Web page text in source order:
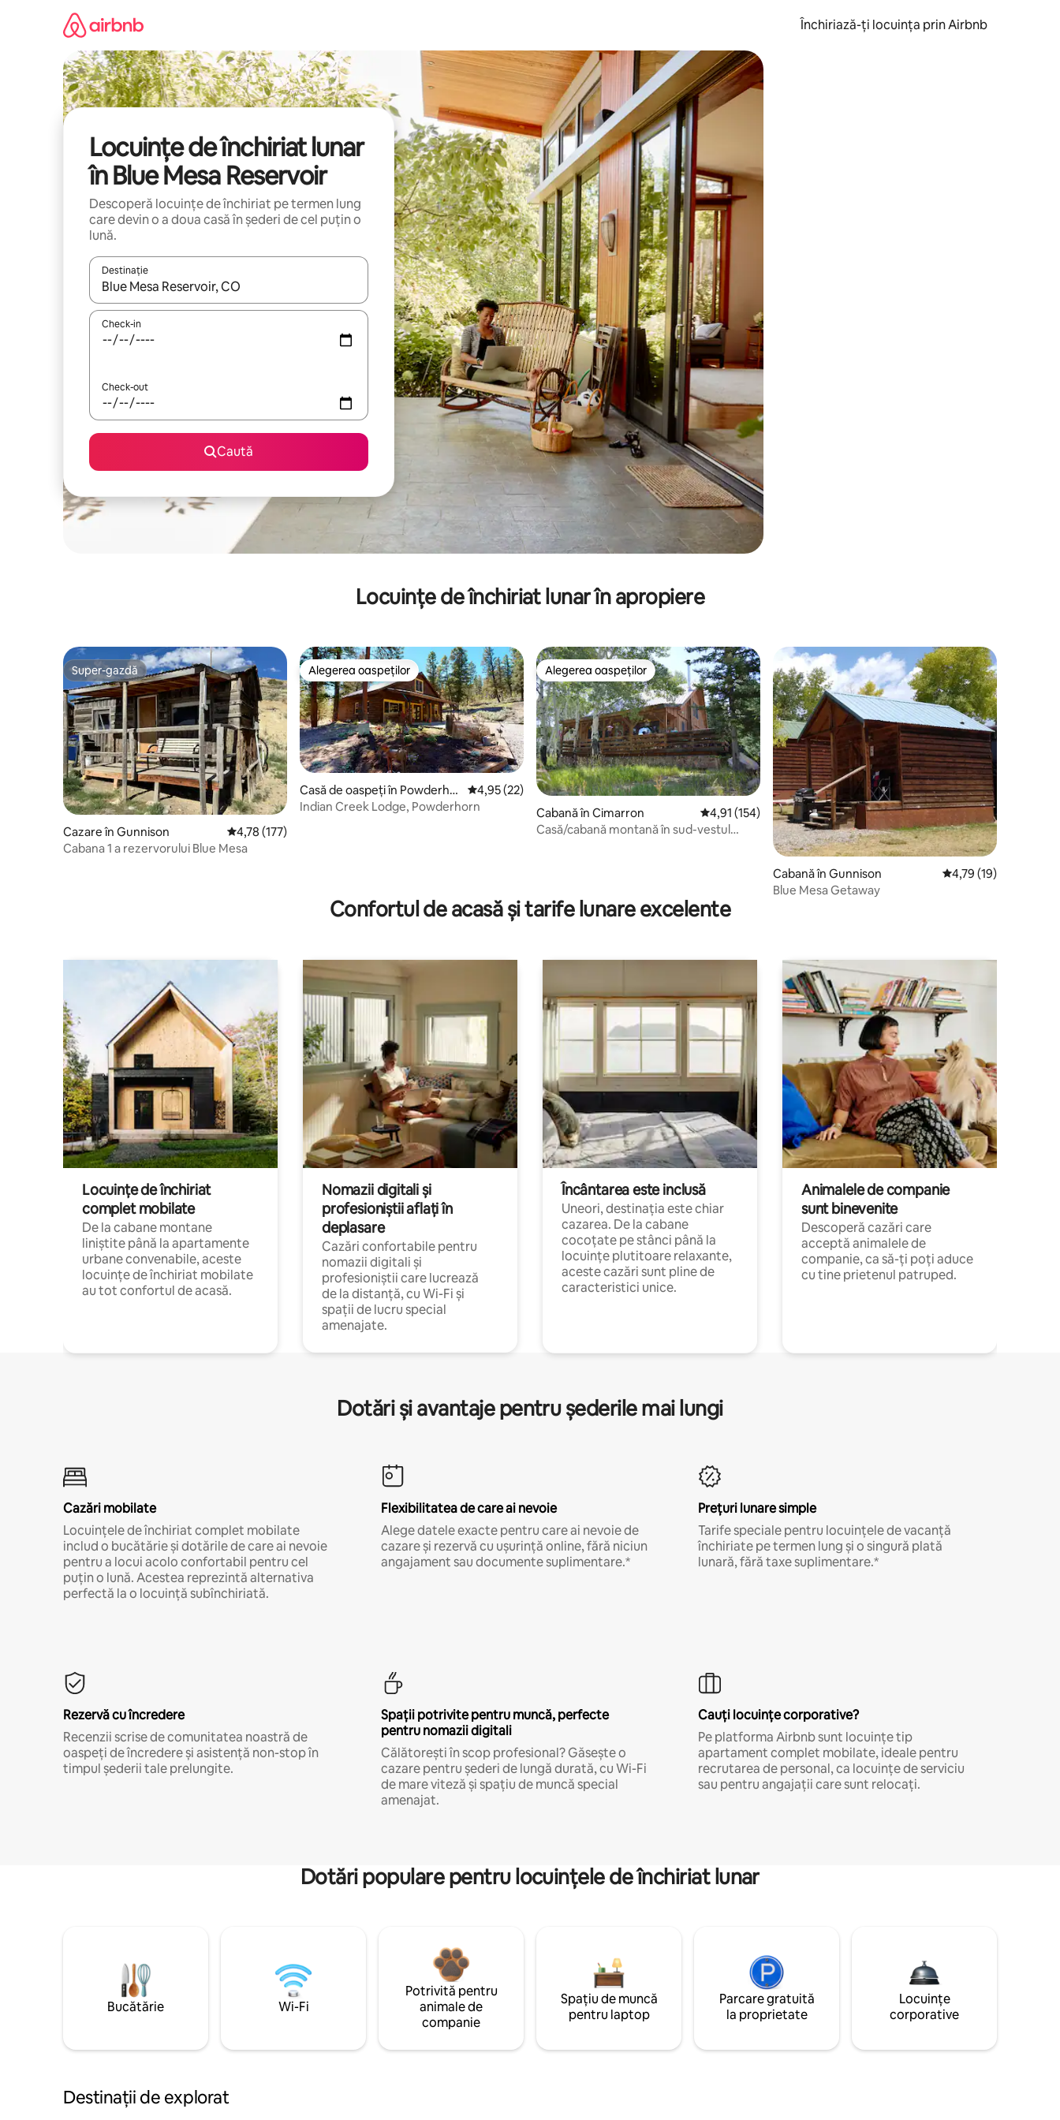
Închiriază-ți locuința prin Airbnb
Locuințe de închiriat lunar
în Blue Mesa Reservoir
Descoperă locuințe de închiriat pe termen lung
care devin o a doua casă în șederi de cel puțin o
lună.
Destinație
Când se încarcă rezultatele, navighează folosind tastele săgeată în sus și în jos sau prin gesturi de atingere ori glisare.
Check-in
Check-out
Caută
Locuințe de închiriat lunar în apropiere
Super-gazdă
Super-gazdă
Cazare în Gunnison Scor mediu de 4,78 din 5, 177 recenzii
4,78 (177)
Cabana 1 a rezervorului Blue Mesa
Alegerea oaspeților
Alegerea oaspeților
Casă de oaspeți în Powderhor
n
Scor mediu de 4,95 din 5, 22 recenzii
4,95 (22)
Indian Creek Lodge, Powderhorn
Alegerea oaspeților
Alegerea oaspeților
Cabană în Cimarron Scor mediu de 4,91 din 5, 154 recenzii
4,91 (154)
Casă/cabană montană în sud-vestul
Cabană în Gunnison
Scor mediu de 4,79
4,79 (19)
Blue Mesa Getaway
Confortul de acasă și tarife lunare excelente
Locuințe de închiriat
complet mobilate
De la cabane montane
liniștite până la apartamente
urbane convenabile, aceste
locuințe de închiriat mobilate
au tot confortul de acasă.
Nomazii digitali și
profesioniștii aflați în
deplasare
Cazări confortabile pentru
nomazii digitali și
profesioniștii care lucrează
de la distanță, cu Wi-Fi și
spații de lucru special
amenajate.
Încântarea este inclusă
Uneori, destinația este chiar
cazarea. De la cabane
cocoțate pe stânci până la
locuințe plutitoare relaxante,
aceste cazări sunt pline de
caracteristici unice.
Animalele de companie
sunt binevenite
Descoperă cazări care
acceptă animalele de
companie, ca să-ți poți aduce
cu tine prietenul patruped.
Dotări și avantaje pentru șederile mai lungi
Cazări mobilate
Locuințele de închiriat complet mobilate
includ o bucătărie și dotările de care ai nevoie
pentru a locui acolo confortabil pentru cel
puțin o lună. Acestea reprezintă alternativa
perfectă la o locuință subînchiriată.
Flexibilitatea de care ai nevoie
Alege datele exacte pentru care ai nevoie de
cazare și rezervă cu ușurință online, fără niciun
angajament sau documente suplimentare.*
Prețuri lunare simple
Tarife speciale pentru locuințele de vacanță
închiriate pe termen lung și o singură plată
lunară, fără taxe suplimentare.*
Rezervă cu încredere
Recenzii scrise de comunitatea noastră de
oaspeți de încredere și asistență non-stop în
timpul șederii tale prelungite.
Spații potrivite pentru muncă, perfecte
pentru nomazii digitali
Călătorești în scop profesional? Găsește o
cazare pentru șederi de lungă durată, cu Wi-Fi
de mare viteză și spațiu de muncă special
amenajat.
Cauți locuințe corporative?
Pe platforma Airbnb sunt locuințe tip
apartament complet mobilate, ideale pentru
recrutarea de personal, ca locuințe de serviciu
sau pentru angajații care sunt relocați.
Dotări populare pentru locuințele de închiriat lunar
Bucătărie Wi-Fi
Potrivită pentru
animale de
companie
Spațiu de muncă
pentru laptop
Parcare gratuită
la proprietate
Locuințe
corporative
Destinații de explorat